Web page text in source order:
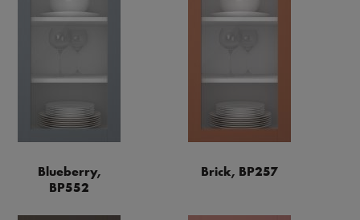
Blueberry,
BP552
Brick, BP257